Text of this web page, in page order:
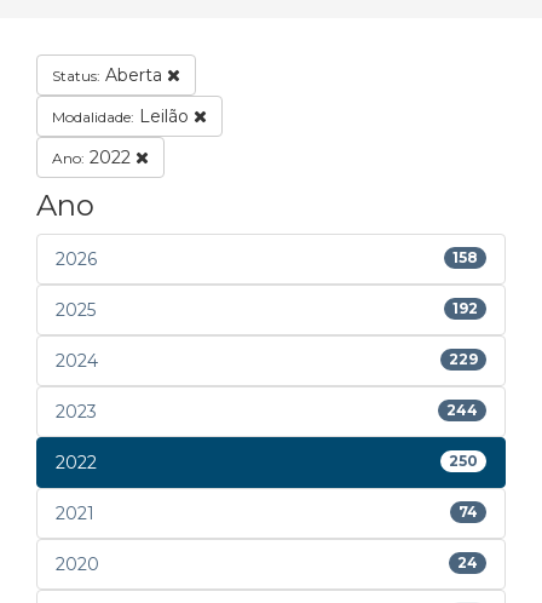
Status: Aberta
Modalidade: Leilão
Ano: 2022
Ano
2026 158
2025 192
2024 229
2023 244
2022 250
2021 74
2020 24